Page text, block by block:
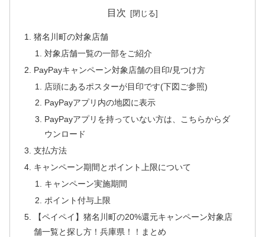
目次
猪名川町の対象店舗
対象店舗一覧の一部をご紹介
PayPayキャンペーン対象店舗の目印/見つけ方
店頭にあるポスターが目印です(下図ご参照)
PayPayアプリ内の地図に表示
PayPayアプリを持っていない方は、こちらからダ
ウンロード
支払方法
キャンペーン期間とポイント上限について
キャンペーン実施期間
ポイント付与上限
【ペイペイ】猪名川町の20%還元キャンペーン対象店
舗一覧と探し方！兵庫県！！まとめ